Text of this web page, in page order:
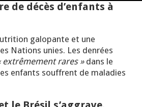
de décès d’enfants à
galopante et une
Nations unies. Les denrées
extrêmement rares »dans le
enfants souffrent de maladies